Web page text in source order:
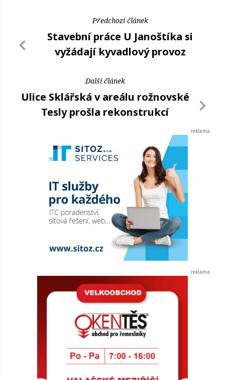
Předchozí článek
Stavební práce U Janoštíka si
vyžádají kyvadlový provoz
Další článek
Ulice Sklářská v areálu rožnovské
Tesly prošla rekonstrukcí